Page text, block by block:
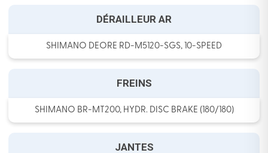
DÉRAILLEUR AR
SHIMANO DEORE RD-M5120-SGS, 10-SPEED
FREINS
SHIMANO BR-MT200, HYDR. DISC BRAKE (180/180)
JANTES